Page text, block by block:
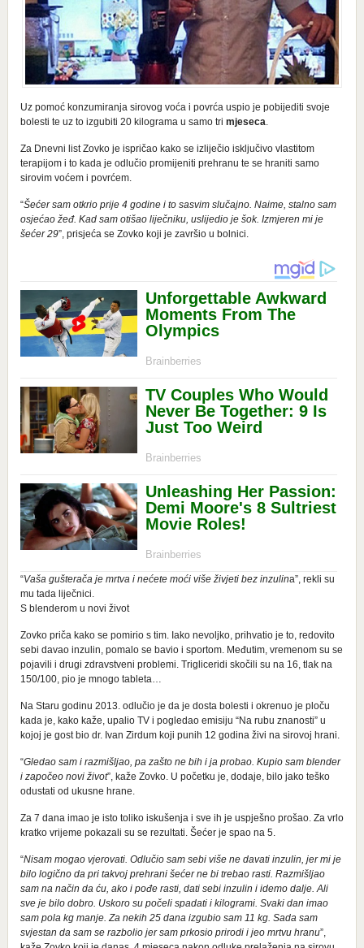
Uz pomoć konzumiranja sirovog voća i povrća uspio je pobijediti svoje
bolesti te uz to izgubiti 20 kilograma u samo tri mjeseca.
Za Dnevni list Zovko je ispričao kako se izliječio isključivo vlastitom
terapijom i to kada je odlučio promijeniti prehranu te se hraniti samo
sirovim voćem i povrćem.
“Šećer sam otkrio prije 4 godine i to sasvim slučajno. Naime, stalno sam
osjećao žeđ. Kad sam otišao liječniku, uslijedio je šok. Izmjeren mi je
šećer 29”, prisjeća se Zovko koji je završio u bolnici.
“Vaša gušterača je mrtva i nećete moći više živjeti bez inzulina”, rekli su
mu tada liječnici.
S blenderom u novi život
Zovko priča kako se pomirio s tim. Iako nevoljko, prihvatio je to, redovito
sebi davao inzulin, pomalo se bavio i sportom. Međutim, vremenom su se
pojavili i drugi zdravstveni problemi. Trigliceridi skočili su na 16, tlak na
150/100, pio je mnogo tableta…
Na Staru godinu 2013. odlučio je da je dosta bolesti i okrenuo je ploču
kada je, kako kaže, upalio TV i pogledao emisiju “Na rubu znanosti” u
kojoj je gost bio dr. Ivan Zirdum koji punih 12 godina živi na sirovoj hrani.
“Gledao sam i razmišljao, pa zašto ne bih i ja probao. Kupio sam blender
i započeo novi život”, kaže Zovko. U početku je, dodaje, bilo jako teško
odustati od ukusne hrane.
Za 7 dana imao je isto toliko iskušenja i sve ih je uspješno prošao. Za vrlo
kratko vrijeme pokazali su se rezultati. Šećer je spao na 5.
“Nisam mogao vjerovati. Odlučio sam sebi više ne davati inzulin, jer mi je
bilo logično da pri takvoj prehrani šećer ne bi trebao rasti. Razmišljao
sam na način da ću, ako i pođe rasti, dati sebi inzulin i idemo dalje. Ali
sve je bilo dobro. Uskoro su počeli spadati i kilogrami. Svaki dan imao
sam pola kg manje. Za nekih 25 dana izgubio sam 11 kg. Sada sam
svjestan da sam se razbolio jer sam prkosio prirodi i jeo mrtvu hranu”,